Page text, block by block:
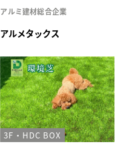
アルミ建材総合企業
アルメタックス
3F・HDC BOX